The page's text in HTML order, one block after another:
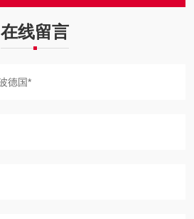
在线留言